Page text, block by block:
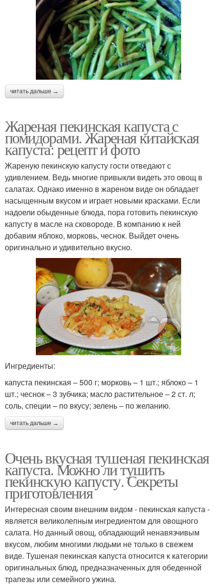
читать дальше →
Жареная пекинская капуста с
помидорами. Жареная китайская
капуста: рецепт и фото
Жареную пекинскую капусту гости отведают с
удивлением. Ведь многие привыкли видеть это овощ в
салатах. Однако именно в жареном виде он обладает
насыщенным вкусом и играет новыми красками. Если
надоели обыденные блюда, пора готовить пекинскую
капусту в масле на сковороде. В компанию к ней
добавим яблоко, морковь, чеснок. Выйдет очень
оригинально и удивительно вкусно.
Ингредиенты:
капуста пекинская – 500 г; морковь – 1 шт.; яблоко – 1
шт.; чеснок – 3 зубчика; масло растительное – 2 ст. л;
соль, специи – по вкусу; зелень – по желанию.
читать дальше →
Очень вкусная тушеная пекинская
капуста. Можно ли тушить
пекинскую капусту. Секреты
приготовления
Интересная своим внешним видом - пекинская капуста -
является великолепным ингредиентом для овощного
салата. Но данный овощ, обладающий ненавязчивым
вкусом, любим многими людьми не только в свежем
виде. Тушеная пекинская капуста относится к категории
оригинальных блюд, предназначенных для обеденной
трапезы или семейного ужина.